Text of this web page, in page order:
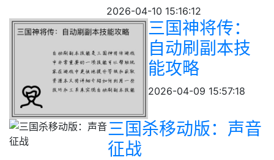
2026-04-10 15:16:12
三国神将传：
自动刷副本技
能攻略
2026-04-09 15:57:18
三国杀移动版：声音
征战